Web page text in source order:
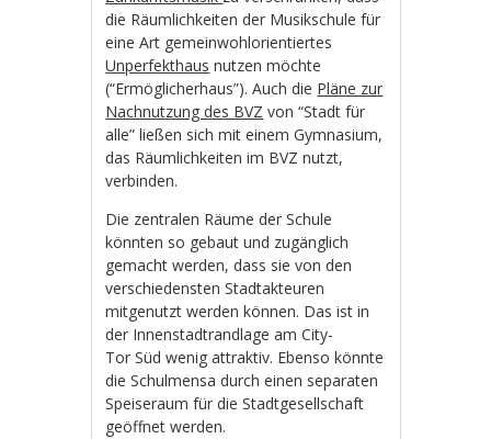
die Räumlichkeiten der Musikschule für
eine Art gemeinwohlorientiertes
Unperfekthaus nutzen möchte
(“Ermöglicherhaus”). Auch die Pläne zur
Nachnutzung des BVZ von “Stadt für
alle” ließen sich mit einem Gymnasium,
das Räumlichkeiten im BVZ nutzt,
verbinden.
Die zentralen Räume der Schule
könnten so gebaut und zugänglich
gemacht werden, dass sie von den
verschiedensten Stadtakteuren
mitgenutzt werden können. Das ist in
der Innenstadtrandlage am City-
Tor Süd wenig attraktiv. Ebenso könnte
die Schulmensa durch einen separaten
Speiseraum für die Stadtgesellschaft
geöffnet werden.